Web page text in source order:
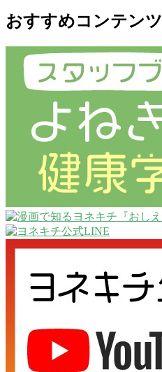
おすすめコンテンツ